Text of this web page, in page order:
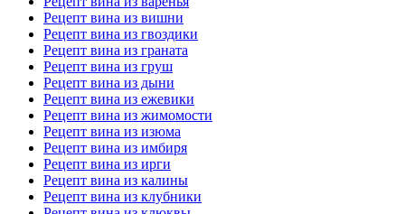
Рецепт вина из вишни
Рецепт вина из гвоздики
Рецепт вина из граната
Рецепт вина из груш
Рецепт вина из дыни
Рецепт вина из ежевики
Рецепт вина из жимомости
Рецепт вина из изюма
Рецепт вина из имбиря
Рецепт вина из ирги
Рецепт вина из калины
Рецепт вина из клубники